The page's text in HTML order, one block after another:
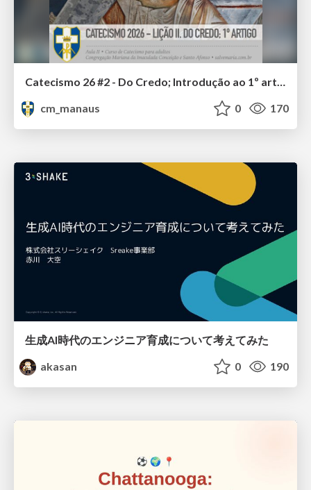
Catecismo 26 #2 - Do Credo; Introdução ao 1º artigo
cm_manaus
0 170
生成AI時代のエンジニア育成について考えてみた
akasan
0 190